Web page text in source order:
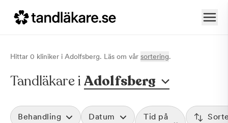
Hittar 0 kliniker i Adolfsberg. Läs om vår sortering.
Tandläkare i Adolfsberg
Behandling Datum
Tid på